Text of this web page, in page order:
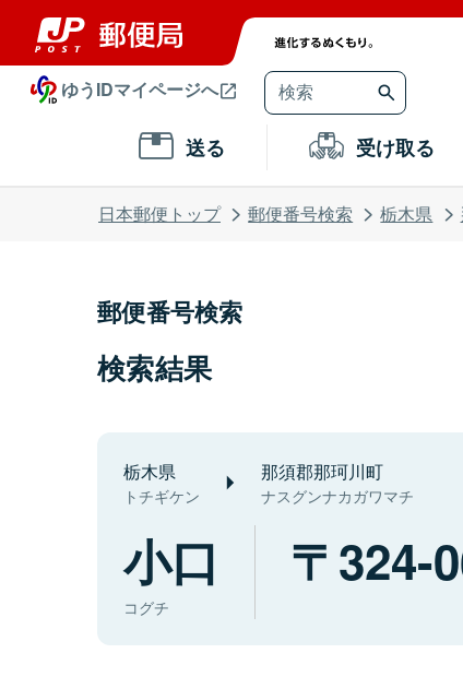
ゆうIDマイページへ
送る 受け取る
日本郵便トップ 郵便番号検索 栃木県
郵便番号検索
検索結果
栃木県
トチギケン
那須郡那珂川町
ナスグンナカガワマチ
小口
コグチ
324-